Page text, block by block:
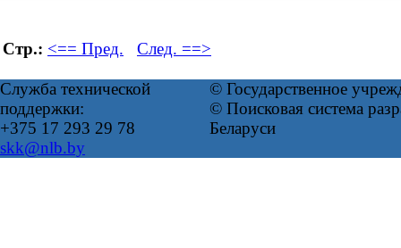
Стр.: <== Пред. След. ==>
Служба технической
поддержки:
+375 17 293 29 78
skk@nlb.by
© Государственное
© Поисковая система
Беларуси